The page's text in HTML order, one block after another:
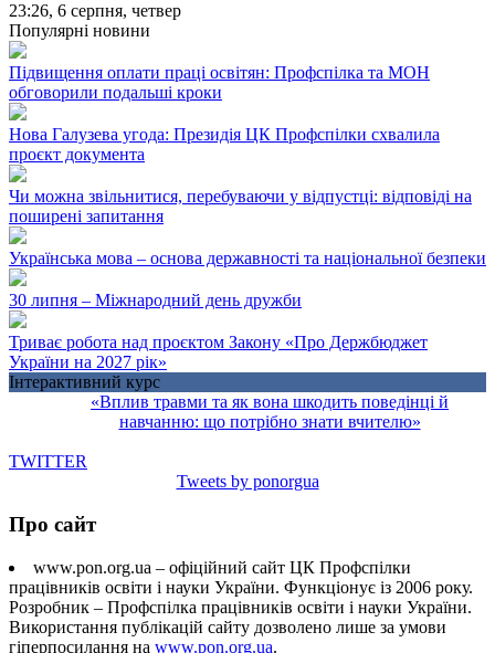
23:26, 6 серпня, четвер
Популярні новини
Підвищення оплати праці освітян: Профспілка та МОН
обговорили подальші кроки
Нова Галузева угода: Президія ЦК Профспілки схвалила
проєкт документа
Чи можна звільнитися, перебуваючи у відпустці: відповіді на
поширені запитання
Українська мова – основа державності та національної безпеки
30 липня – Міжнародний день дружби
Триває робота над проєктом Закону «Про Держбюджет
України на 2027 рік»
Інтерактивний курс
«Вплив травми та як вона шкодить поведінці й
навчанню: що потрібно знати вчителю»
TWITTER
Tweets by ponorgua
Про сайт
www.pon.org.ua – офіційний сайт ЦК Профспілки
працівників освіти і науки України. Функціонує із 2006 року.
Розробник – Профспілка працівників освіти і науки України.
Використання публікацій сайту дозволено лише за умови
гіперпосилання на www.pon.org.ua.